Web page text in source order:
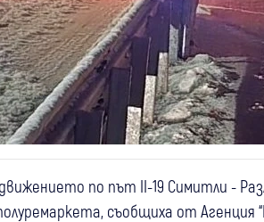
по път II-19 Симитли -
съобщиха от Агенция